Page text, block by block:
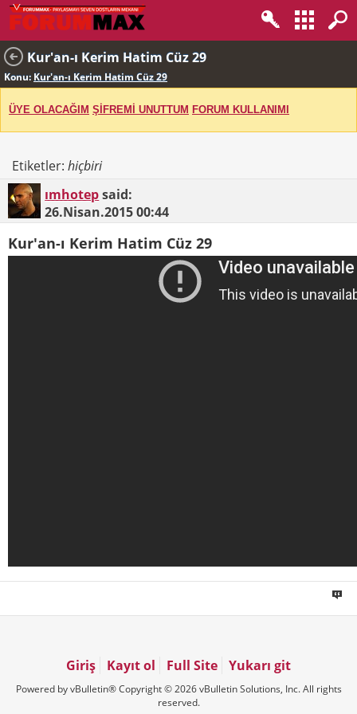
Kur'an-ı Kerim Hatim Cüz 29
Konu: Kur'an-ı Kerim Hatim Cüz 29
ÜYE OLACAĞIM ŞİFREMİ UNUTTUM FORUM KULLANIMI
Etiketler: hiçbiri
ımhotepsaid:
26.Nisan.201500:44
Kur'an-ı Kerim Hatim Cüz 29
Giriş Kayıt ol Full Site Yukarı git
Powered by vBulletin® Copyright © 2026 vBulletin Solutions, Inc. All rights
reserved.